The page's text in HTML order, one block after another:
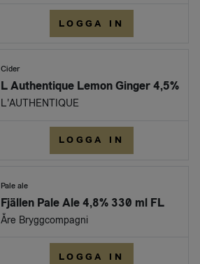
LOGGA IN
Cider
L Authentique Lemon Ginger 4,5%
L'AUTHENTIQUE
LOGGA IN
Pale ale
Fjällen Pale Ale 4,8% 330 ml FL
Åre Bryggcompagni
LOGGA IN